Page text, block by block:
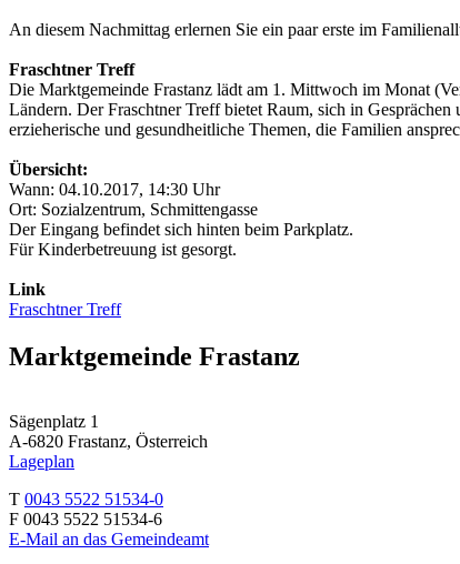
An diesem Nachmittag erlernen Sie ein paar erste im
Fraschtner Treff
Die Marktgemeinde Frastanz lädt am 1. Mittwoch im Monat
Ländern. Der Fraschtner Treff bietet Raum, sich in
erzieherische und gesundheitliche Themen, die Familien
Übersicht:
Wann: 04.10.2017, 14:30 Uhr
Ort: Sozialzentrum, Schmittengasse
Der Eingang befindet sich hinten beim Parkplatz.
Für Kinderbetreuung ist gesorgt.
Link
Fraschtner Treff
Marktgemeinde Frastanz
Sägenplatz 1
A-6820 Frastanz, Österreich
Lageplan
T 0043 5522 51534-0
F 0043 5522 51534-6
E-Mail an das Gemeindeamt